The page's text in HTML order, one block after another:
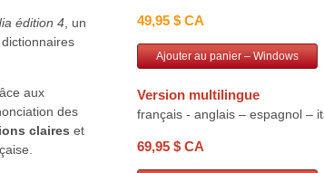
édition 4, un
aux
des
claires et
49,95 $ CA
Ajouter au panier – Windows
Version multilingue
français - anglais – espagnol –
69,95 $ CA